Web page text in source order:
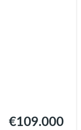
€109.000